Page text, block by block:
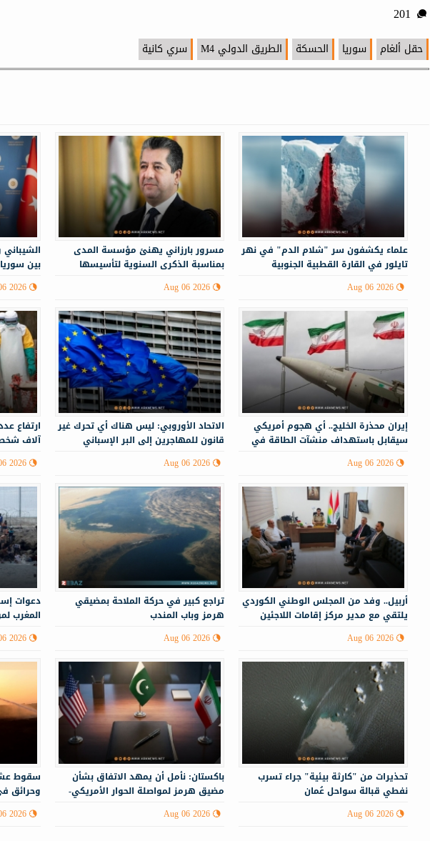
حقل ألغام سوريا الحسكة الطريق الدولي M4 سري كانية
بين
2026
مسرور بارزاني يهنئ مؤسسة المدى
بمناسبة الذكرى السنوية لتأسيسها
Aug 06 2026
علماء يكشفون سر "شلام الدم" في نهر
تايلور في القارة القطبية الجنوبية
Aug 06 2026
آلاف
2026
الاتحاد الأوروبي: ليس هناك أي تحرك غير
قانون للمهاجرين إلى البر الإسباني
Aug 06 2026
إيران محذرة الخليج.. أي هجوم أمريكي
سيقابل باستهداف منشآت الطاقة في
Aug 06 2026
دعوات
المغرب
2026
تراجع كبير في حركة الملاحة بمضيقي
هرمز وباب المندب
Aug 06 2026
أربيل.. وفد من المجلس الوطني الكوردي
يلتقي مع مدير مركز إقامات اللاجئين
Aug 06 2026
سقوط
وحرائق
2026
باكستان: نأمل أن يمهد الاتفاق بشأن
مضيق هرمز لمواصلة الحوار الأمريكي-
Aug 06 2026
تحذيرات من "كارثة بيئية" جراء تسرب
نفطي قبالة سواحل عُمان
Aug 06 2026